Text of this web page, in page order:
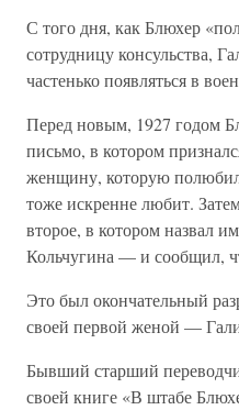
С того дня, как Блюхер
сотрудницу консульства,
частенько появляться в
Перед новым, 1927 годом
письмо, в котором
женщину, которую
тоже искренне любит.
второе, в котором назвал
Кольчугина — и сообщил,
Это был окончательный
своей первой женой —
Бывший старший
своей книге «В штабе